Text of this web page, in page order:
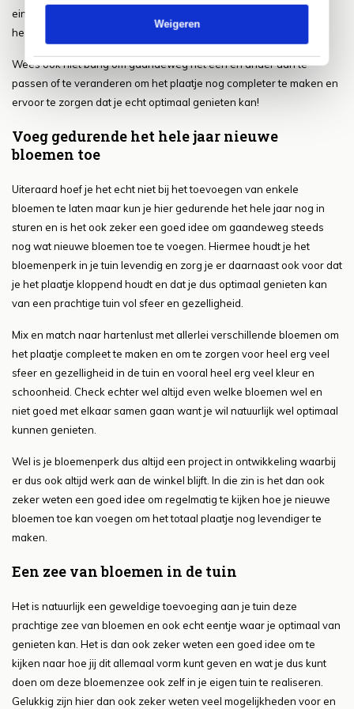
Weigeren
eindresultaat in je tuin en kun je dus onderaan de streep voor een
heel sfeervol plaatje zorgen.
Wees ook niet bang om gaandeweg het een en ander aan te
passen of te veranderen om het plaatje nog completer te maken en
ervoor te zorgen dat je echt optimaal genieten kan!
Voeg gedurende het hele jaar nieuwe
bloemen toe
Uiteraard hoef je het echt niet bij het toevoegen van enkele
bloemen te laten maar kun je hier gedurende het hele jaar nog in
sturen en is het ook zeker een goed idee om gaandeweg steeds
nog wat nieuwe bloemen toe te voegen. Hiermee houdt je het
bloemenperk in je tuin levendig en zorg je er daarnaast ook voor dat
je het plaatje kloppend houdt en dat je dus optimaal genieten kan
van een prachtige tuin vol sfeer en gezelligheid.
Mix en match naar hartenlust met allerlei verschillende bloemen om
het plaatje compleet te maken en om te zorgen voor heel erg veel
sfeer en gezelligheid in de tuin en vooral heel erg veel kleur en
schoonheid. Check echter wel altijd even welke bloemen wel en
niet goed met elkaar samen gaan want je wil natuurlijk wel optimaal
kunnen genieten.
Wel is je bloemenperk dus altijd een project in ontwikkeling waarbij
er dus ook altijd werk aan de winkel blijft. In die zin is het dan ook
zeker weten een goed idee om regelmatig te kijken hoe je nieuwe
bloemen toe kan voegen om het totaal plaatje nog levendiger te
maken.
Een zee van bloemen in de tuin
Het is natuurlijk een geweldige toevoeging aan je tuin deze
prachtige zee van bloemen en ook echt eentje waar je optimaal van
genieten kan. Het is dan ook zeker weten een goed idee om te
kijken naar hoe jij dit allemaal vorm kunt geven en wat je dus kunt
doen om deze bloemenzee ook zelf in je eigen tuin te realiseren.
Gelukkig zijn hier dan ook zeker weten veel mogelijkheden voor en